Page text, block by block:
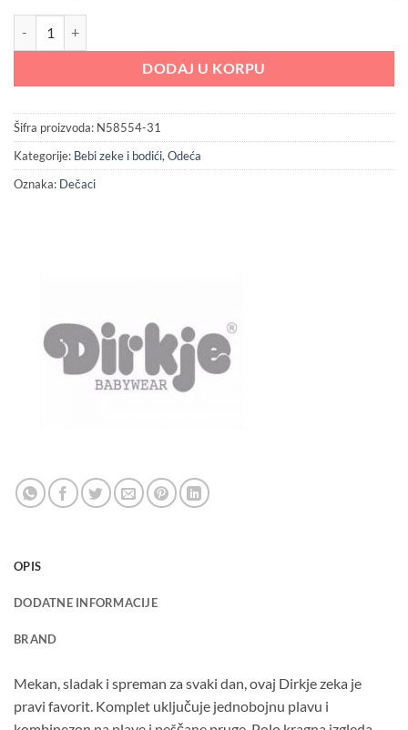
DODAJ U KORPU
Šifra proizvoda: N58554-31
Kategorije: Bebi zeke i bodići, Odeća
Oznaka: Dečaci
OPIS
DODATNE INFORMACIJE
BRAND
Mekan, sladak i spreman za svaki dan, ovaj Dirkje zeka je
pravi favorit. Komplet uključuje jednobojnu plavu i